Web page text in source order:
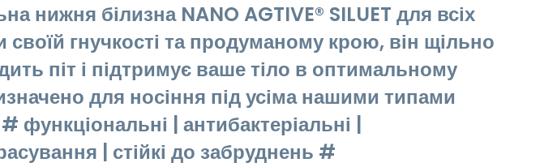
нижня білизна NANO AGTIVE® SILUET для всіх
своїй гнучкості та продуманому крою, він щільно
піт і підтримує ваше тіло в оптимальному
для носіння під усіма нашими типами
функціональні | антибактеріальні |
| стійкі до забруднень #